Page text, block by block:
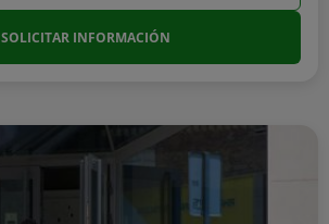
SOLICITAR INFORMACIÓN